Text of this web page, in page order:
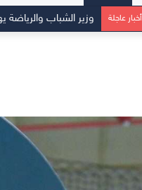
أخبار عاجلة وزير الشباب والرياضة